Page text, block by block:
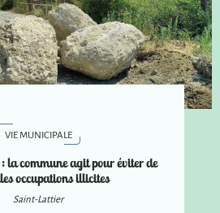
VIE MUNICIPALE
la commune agit pour éviter de
occupations illicites
Saint-Lattier